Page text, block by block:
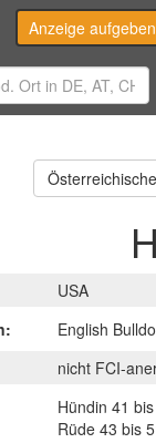
Anzeige aufgeben
USA
English
nicht FCI-
Hündin 41
Rüde 43 bis